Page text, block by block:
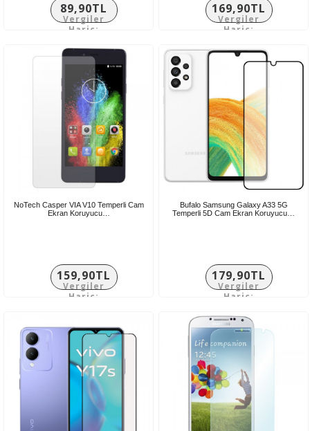
89,90TL
Vergiler
Hariç:
169,90TL
Vergiler
Hariç:
NoTech Casper VIA V10 Temperli Cam
Ekran Koruyucu…
159,90TL
Vergiler
Hariç:
Bufalo Samsung Galaxy A33 5G
Temperli 5D Cam Ekran Koruyucu…
179,90TL
Vergiler
Hariç: